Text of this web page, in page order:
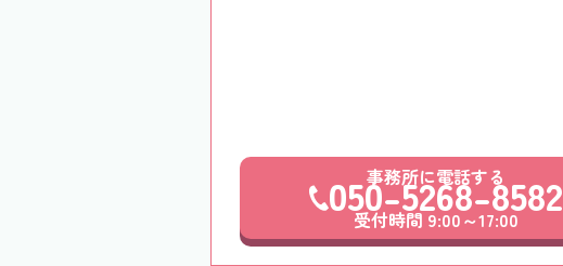
事務所に電話する
050-5268-8582
受付時間 9:00～17:00